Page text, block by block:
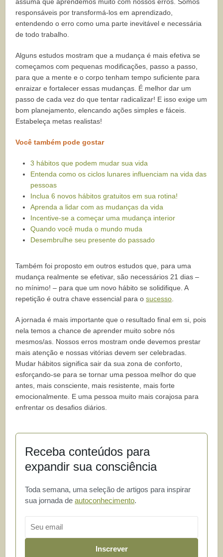
responsáveis por transformá-los em aprendizado,
entendendo o erro como uma parte inevitável e necessária
de todo trabalho.
Alguns estudos mostram que a mudança é mais efetiva se
começamos com pequenas modificações, passo a passo,
para que a mente e o corpo tenham tempo suficiente para
enraizar e fortalecer essas mudanças. É melhor dar um
passo de cada vez do que tentar radicalizar! E isso exige um
bom planejamento, elencando ações simples e fáceis.
Estabeleça metas realistas!
Você também pode gostar
3 hábitos que podem mudar sua vida
Entenda como os ciclos lunares influenciam na vida das
pessoas
Inclua 6 novos hábitos gratuitos em sua rotina!
Aprenda a lidar com as mudanças da vida
Incentive-se a começar uma mudança interior
Quando você muda o mundo muda
Desembrulhe seu presente do passado
Também foi proposto em outros estudos que, para uma
mudança realmente se efetivar, são necessários 21 dias –
no mínimo! – para que um novo hábito se solidifique. A
repetição é outra chave essencial para osucesso
A jornada é mais importante que o resultado final em si, pois
nela temos a chance de aprender muito sobre nós
mesmos/as. Nossos erros mostram onde devemos prestar
mais atenção e nossas vitórias devem ser celebradas.
Mudar hábitos significa sair da sua zona de conforto,
esforçando-se para se tornar uma pessoa melhor do que
antes, mais consciente, mais resistente, mais forte
emocionalmente. E uma pessoa muito mais corajosa para
enfrentar os desafios diários.
Receba conteúdos para
expandir sua consciência
Toda semana, uma seleção de artigos para inspirar
sua jornada deautoconhecimento.
Inscrever